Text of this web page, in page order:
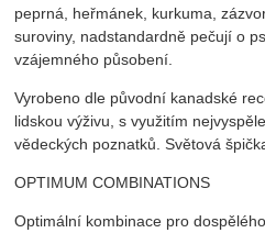
peprná, heřmánek, kurkuma,
suroviny, nadstandardně pečují o
vzájemného působení.
Vyrobeno dle původní kanadské
lidskou výživu, s využitím
vědeckých poznatků. Světová
OPTIMUM COMBINATIONS
Optimální kombinace pro